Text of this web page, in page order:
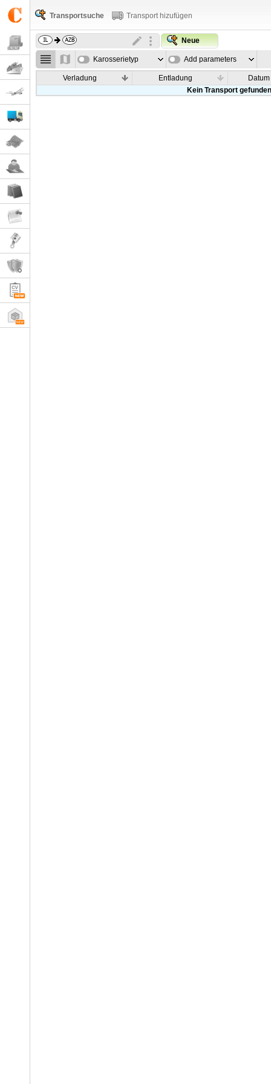
Transportsuche Transport hizufügen
Neue
Karosserietyp Add parameters
Verladung Entladung
Datum
Kein Transport